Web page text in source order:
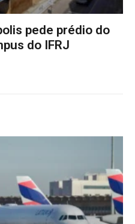
pede prédio do
do IFRJ